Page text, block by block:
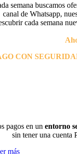
semana buscamos
canal de Whatsapp,
cada semana
CON
pagos en un entorno
sin tener una cuenta
más